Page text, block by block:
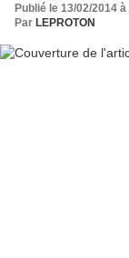
Publié le 13/02/2014
Par LEPROTON